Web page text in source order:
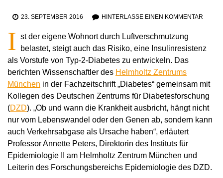
23. SEPTEMBER 2016 HINTERLASSE EINEN KOMMENTAR
I st der eigene Wohnort durch Luftverschmutzung
belastet, steigt auch das Risiko, eine Insulinresistenz
als Vorstufe von Typ-2-Diabetes zu entwickeln. Das
berichten Wissenschaftler des Helmholtz Zentrums
München in der Fachzeitschrift „Diabetes“ gemeinsam mit
Kollegen des Deutschen Zentrums für Diabetesforschung
(DZD). „Ob und wann die Krankheit ausbricht, hängt nicht
nur vom Lebenswandel oder den Genen ab, sondern kann
auch Verkehrsabgase als Ursache haben“, erläutert
Professor Annette Peters, Direktorin des Instituts für
Epidemiologie II am Helmholtz Zentrum München und
Leiterin des Forschungsbereichs Epidemiologie des DZD.